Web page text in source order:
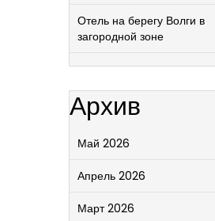
Отель на берегу Волги в
загородной зоне
Архив
Май 2026
Апрель 2026
Март 2026